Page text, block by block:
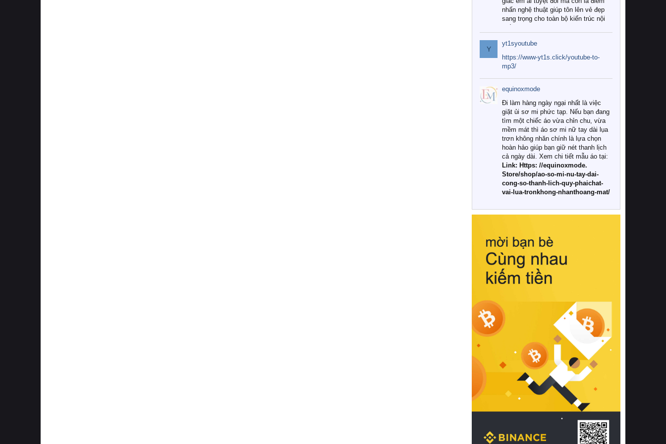
nhấn nghệ thuật giúp tôn lên vẻ đẹp
sang trọng cho toàn bộ kiến trúc nội
Tuy nhiên, giữa thị trường đa dạng
với vô vàn thương hiệu và mẫu mã
như hiện nay, làm thế nào để chọn
được những bộ chăn ga gối đệm cao
cấp thực sự chất lượng, phù hợp với
khí hậu và nhu cầu sử dụng của gia
đình? Hãy cùng chúng tôi đi tìm lời
giải đáp chi tiết qua bài viết dưới đây.
1. Tại sao các gia đình hiện đại lại ưa
chuộng chăn ga gối đệm cao cấp?
Khác với các dòng sản phẩm thông
thường, những bộ chăn ga gối đệm
cao cấp trải qua quy trình sản xuất
nghiêm ngặt từ khâu chọn lọc nguyên
liệu tự nhiên đến công nghệ dệt
nhuộm hiện đại không chứa hóa chất
này, bạn sẽ cảm nhận rõ rệt sự khác
hồi chuẩn xác của phần đệm nâng đỡ
cột sống.
Bên cạnh đó, việc lựa chọn các dòng
sản phẩm đạt chuẩn chất lượng quốc
tế còn giúp ngăn ngừa tình trạng kích
khuẩn và nấm mốc trong điều kiện
thời tiết nóng ẩm. Bạn có thể tìm hiểu
thêm các nghiên cứu khoa học về tác
động của giấc ngủ và môi trường
phòng ngủ đối với sức khỏe con
người tại Sleep Foundation (External
Link) để có cái nhìn toàn diện hơn.
2. Các tiêu chí vàng khi lựa chọn
chăn ga gối đệm cao cấp cho phòng
ngủ
Để sở hữu một bộ chăn ga gối đệm
cao cấp hoàn hảo cả về thẩm mỹ lẫn
công năng, người tiêu dùng cần cân
nhắc kỹ lưỡng các tiêu chí quan trọng
Y
yt1syoutube
https://www-yt1s.click/youtube-to-
mp3/
equinoxmode
Đi làm hàng ngày ngại nhất là việc
giặt ủi sơ mi phức tạp. Nếu bạn đang
tìm một chiếc áo vừa chỉn chu, vừa
mềm mát thì áo sơ mi nữ tay dài lụa
trơn không nhăn chính là lựa chọn
hoàn hảo giúp bạn giữ nét thanh lịch
cả ngày dài. Xem chi tiết mẫu áo tại:
Link: Https: //equinoxmode.
Store/shop/ao-so-mi-nu-tay-dai-
cong-so-thanh-lich-quy-phaichat-
vai-lua-tronkhong-nhanthoang-mat/